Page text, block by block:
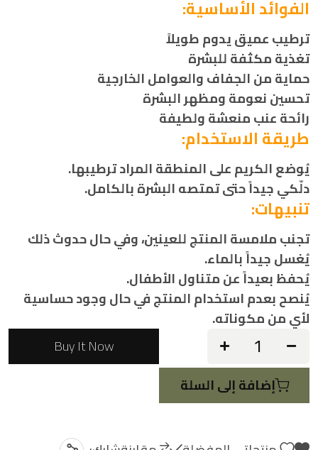
الفوائد الأساسية:
ترطيب عميق يدوم طويلاً
تغذية مكثفة للبشرة
حماية من الجفاف والعوامل الخارجية
تحسين نعومة ومظهر البشرة
رائحة عنب منعشة ولطيفة
طريقة الاستخدام:
يُوضع الكريم على المنطقة المراد ترطيبها.
دلّكي جيداً حتى تمتصه البشرة بالكامل.
تنبيهات:
تجنب ملامسة المنتج للعينين، وفي حال حدوث ذلك
يُغسل جيداً بالماء.
يُحفظ بعيداً عن متناول الأطفال.
يُنصح بعدم استخدام المنتج في حال وجود حساسية
لأي من مكوناته.
إضافة إلى السلة
Buy It Now